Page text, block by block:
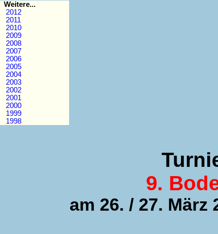
Weitere...
2012
2011
2010
2009
2008
2007
2006
2005
2004
2003
2002
2001
2000
1999
1998
9.
am 26. / 27.